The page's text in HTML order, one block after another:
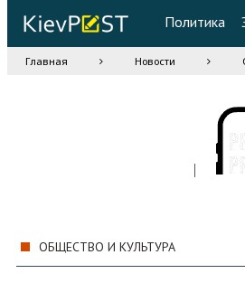
Политика
Главная Новости
ОБЩЕСТВО И КУЛЬТУРА